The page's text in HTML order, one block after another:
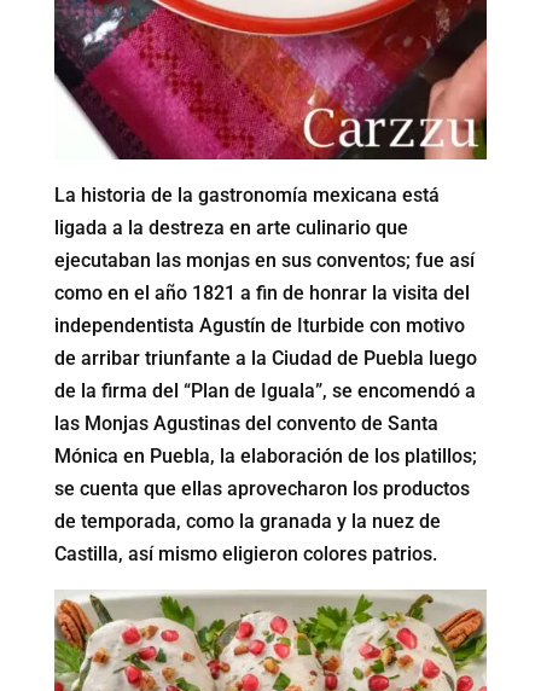
La historia de la gastronomía mexicana está
ligada a la destreza en arte culinario que
ejecutaban las monjas en sus conventos; fue así
como en el año 1821 a fin de honrar la visita del
independentista Agustín de Iturbide con motivo
de arribar triunfante a la Ciudad de Puebla luego
de la firma del “Plan de Iguala”, se encomendó a
las Monjas Agustinas del convento de Santa
Mónica en Puebla, la elaboración de los platillos;
se cuenta que ellas aprovecharon los productos
de temporada, como la granada y la nuez de
Castilla, así mismo eligieron colores patrios.